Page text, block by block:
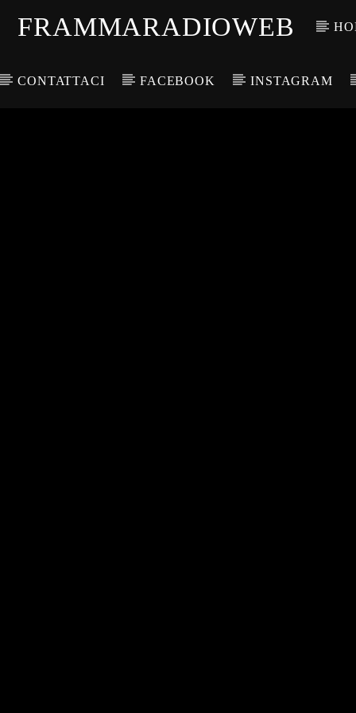
FRAMMARADIOWEB
CONTATTACI FACEBOOK INSTAGRAM